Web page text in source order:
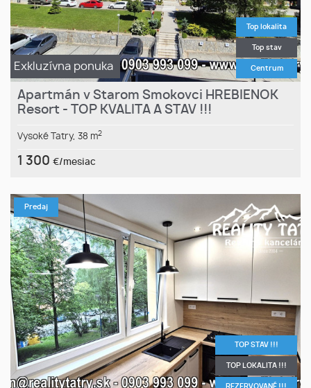
Exkluzívna ponuka
Top lokalita
Top stav
Centrum
Apartmán v Starom Smokovci HREBIENOK
Resort - TOP KVALITA A STAV !!!
Vysoké Tatry, 38 m2
1 300 €/mesiac
Predaj
TOP STAV !!!
TOP LOKALITA !!!
REZERVOVANÉ !!!